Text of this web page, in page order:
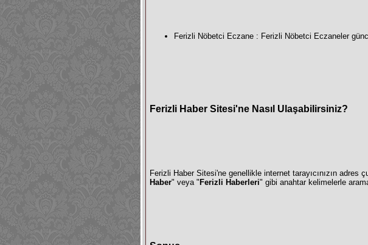
Ferizli Nöbetci Eczane : Ferizli Nöbetci Eczaneler
Ferizli Haber Sitesi'ne Nasıl Ulaşabilirsiniz?
Ferizli Haber Sitesi'ne genellikle internet tarayıcınızın adres
Haber" veya "Ferizli Haberleri" gibi anahtar kelimelerle